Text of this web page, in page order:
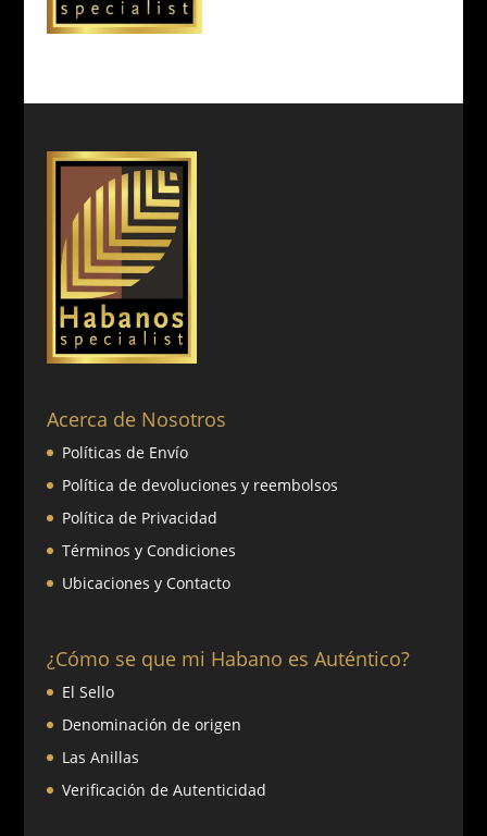
Acerca de Nosotros
Políticas de Envío
Política de devoluciones y reembolsos
Política de Privacidad
Términos y Condiciones
Ubicaciones y Contacto
¿Cómo se que mi Habano es Auténtico?
El Sello
Denominación de origen
Las Anillas
Verificación de Autenticidad